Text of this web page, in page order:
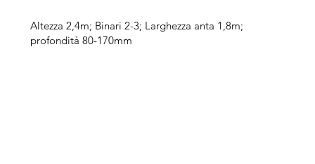
Altezza 2,4m; Binari 2-3; Larghezza anta 1,8m;
profondità 80-170mm